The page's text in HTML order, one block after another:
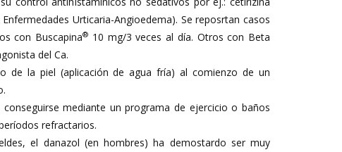
Urticaria-Angioedema). Se reposrtan casos
con Buscapina® 10 mg/3 veces al día. Otros con Beta
del Ca.
de la piel (aplicación de agua fría) al comienzo de un
conseguirse mediante un programa de ejercicio o baños
refractarios.
el danazol (en hombres) ha demostardo ser muy